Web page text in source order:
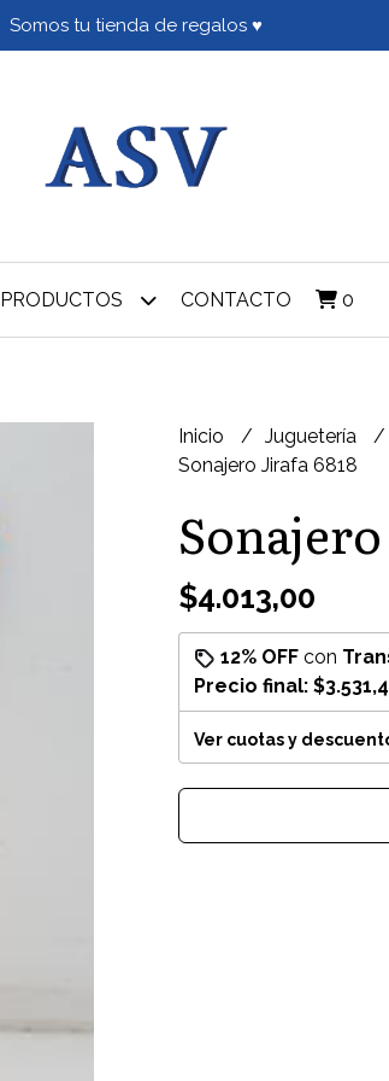
Somos tu tienda de regalos ♥
PRODUCTOS CONTACTO 0
Inicio Juguetería
Sonajero Jirafa 6818
$4.013,00
12% OFF con
Precio final:
Ver cuotas y